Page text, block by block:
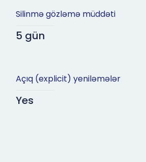
Silinmə gözləmə müddəti
5 gün
Açıq (explicit) yeniləmələr
Yes